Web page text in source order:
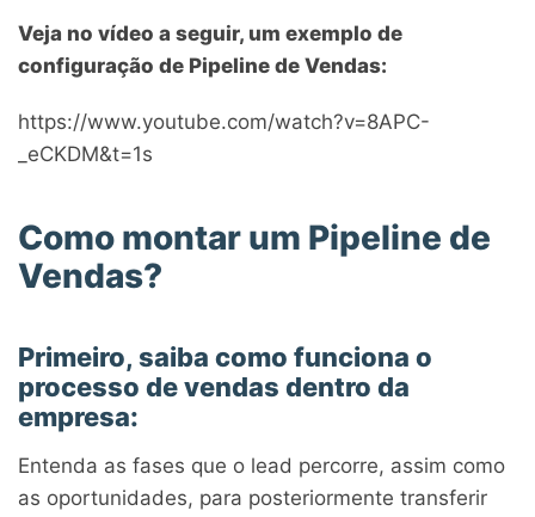
Veja no vídeo a seguir, um exemplo de
configuração de Pipeline de Vendas:
https://www.youtube.com/watch?v=8APC-
_eCKDM&t=1s
Como montar um Pipeline de
Vendas?
Primeiro, saiba como funciona o
processo de vendas dentro da
empresa:
Entenda as fases que o lead percorre, assim como
as oportunidades, para posteriormente transferir